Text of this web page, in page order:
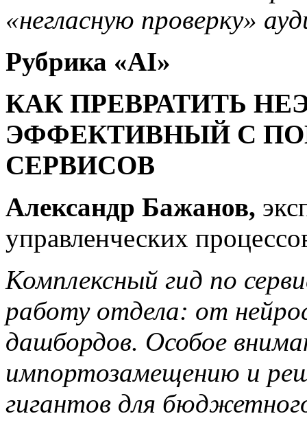
«негласную проверку»
Рубрика «AI»
КАК ПРЕВРАТИТЬ
ЭФФЕКТИВНЫЙ С
СЕРВИСОВ
Александр Бажанов,
управленческих
Комплексный гид по
работу отдела: от
дашбордов. Особое
импортозамещению и
гигантов для